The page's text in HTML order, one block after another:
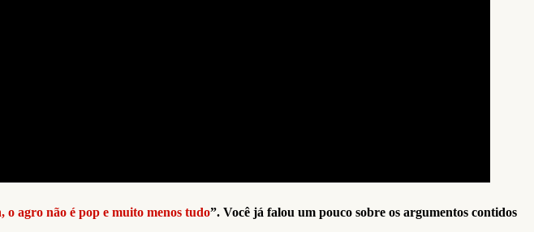
o agro não é pop e muito menos tudo”. Você já falou um pouco sobre os argumentos contidos